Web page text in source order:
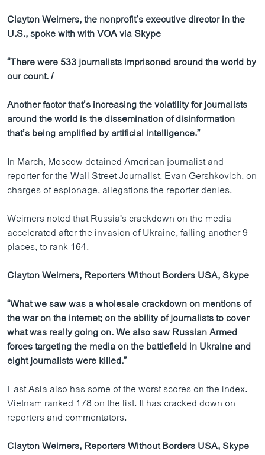
Clayton Weimers, the nonprofit’s executive director in the
U.S., spoke with with VOA via Skype
“There were 533 journalists imprisoned around the world by
our count. /
Another factor that’s increasing the volatility for journalists
around the world is the dissemination of disinformation
that’s being amplified by artificial intelligence.”
In March, Moscow detained American journalist and
reporter for the Wall Street Journalist, Evan Gershkovich, on
charges of espionage, allegations the reporter denies.
Weimers noted that Russia's crackdown on the media
accelerated after the invasion of Ukraine, falling another 9
places, to rank 164.
Clayton Weimers, Reporters Without Borders USA, Skype
“What we saw was a wholesale crackdown on mentions of
the war on the internet; on the ability of journalists to cover
what was really going on. We also saw Russian Armed
forces targeting the media on the battlefield in Ukraine and
eight journalists were killed.”
East Asia also has some of the worst scores on the index.
Vietnam ranked 178 on the list. It has cracked down on
reporters and commentators.
Clayton Weimers, Reporters Without Borders USA, Skype